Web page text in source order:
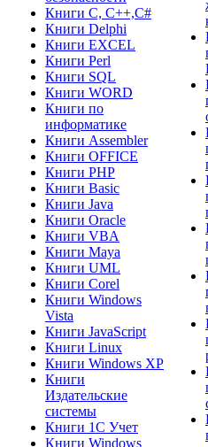
Книги C, C++,С#
Книги Delphi
Книги EXCEL
Книги Perl
Книги SQL
Книги WORD
Книги по
информатике
Книги Assembler
Книги OFFICE
Книги PHP
Книги Basic
Книги Java
Книги Oracle
Книги VBA
Книги Maya
Книги UML
Книги Corel
Книги Windows
Vista
Книги JavaScript
Книги Linux
Книги Windows XP
Книги
Издательские
системы
Книги 1C Учет
Книги Windows